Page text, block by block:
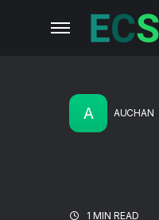
A AUCHAN
1 MIN READ